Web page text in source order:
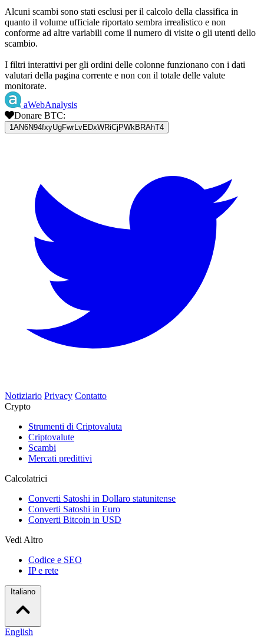
Alcuni scambi sono stati esclusi per il calcolo della classifica in
quanto il volume ufficiale riportato sembra irrealistico e non
conforme ad altre variabili come il numero di visite o gli utenti dello
scambio.
I filtri interattivi per gli ordini delle colonne funzionano con i dati
valutari della pagina corrente e non con il totale delle valute
monitorate.
aWebAnalysis
Donare BTC:
1AN6N94fxyUgFwrLvEDxWRiCjPWkBRAhT4
Notiziario Privacy Contatto
Crypto
Strumenti di Criptovaluta
Criptovalute
Scambi
Mercati predittivi
Calcolatrici
Converti Satoshi in Dollaro statunitense
Converti Satoshi in Euro
Converti Bitcoin in USD
Vedi Altro
Codice e SEO
IP e rete
English